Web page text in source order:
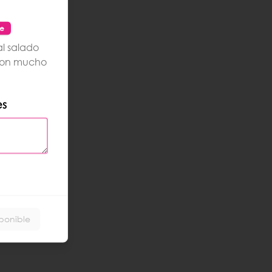
salado
mucho